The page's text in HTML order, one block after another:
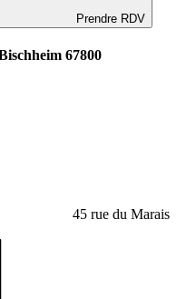
Prendre RDV
67800
45 rue du Marais